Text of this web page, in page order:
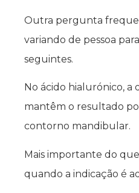
Outra pergunta
variando de pessoa
seguintes.
No ácido hialurónico,
mantêm o resultado
contorno mandibular.
Mais importante do
quando a indicação é